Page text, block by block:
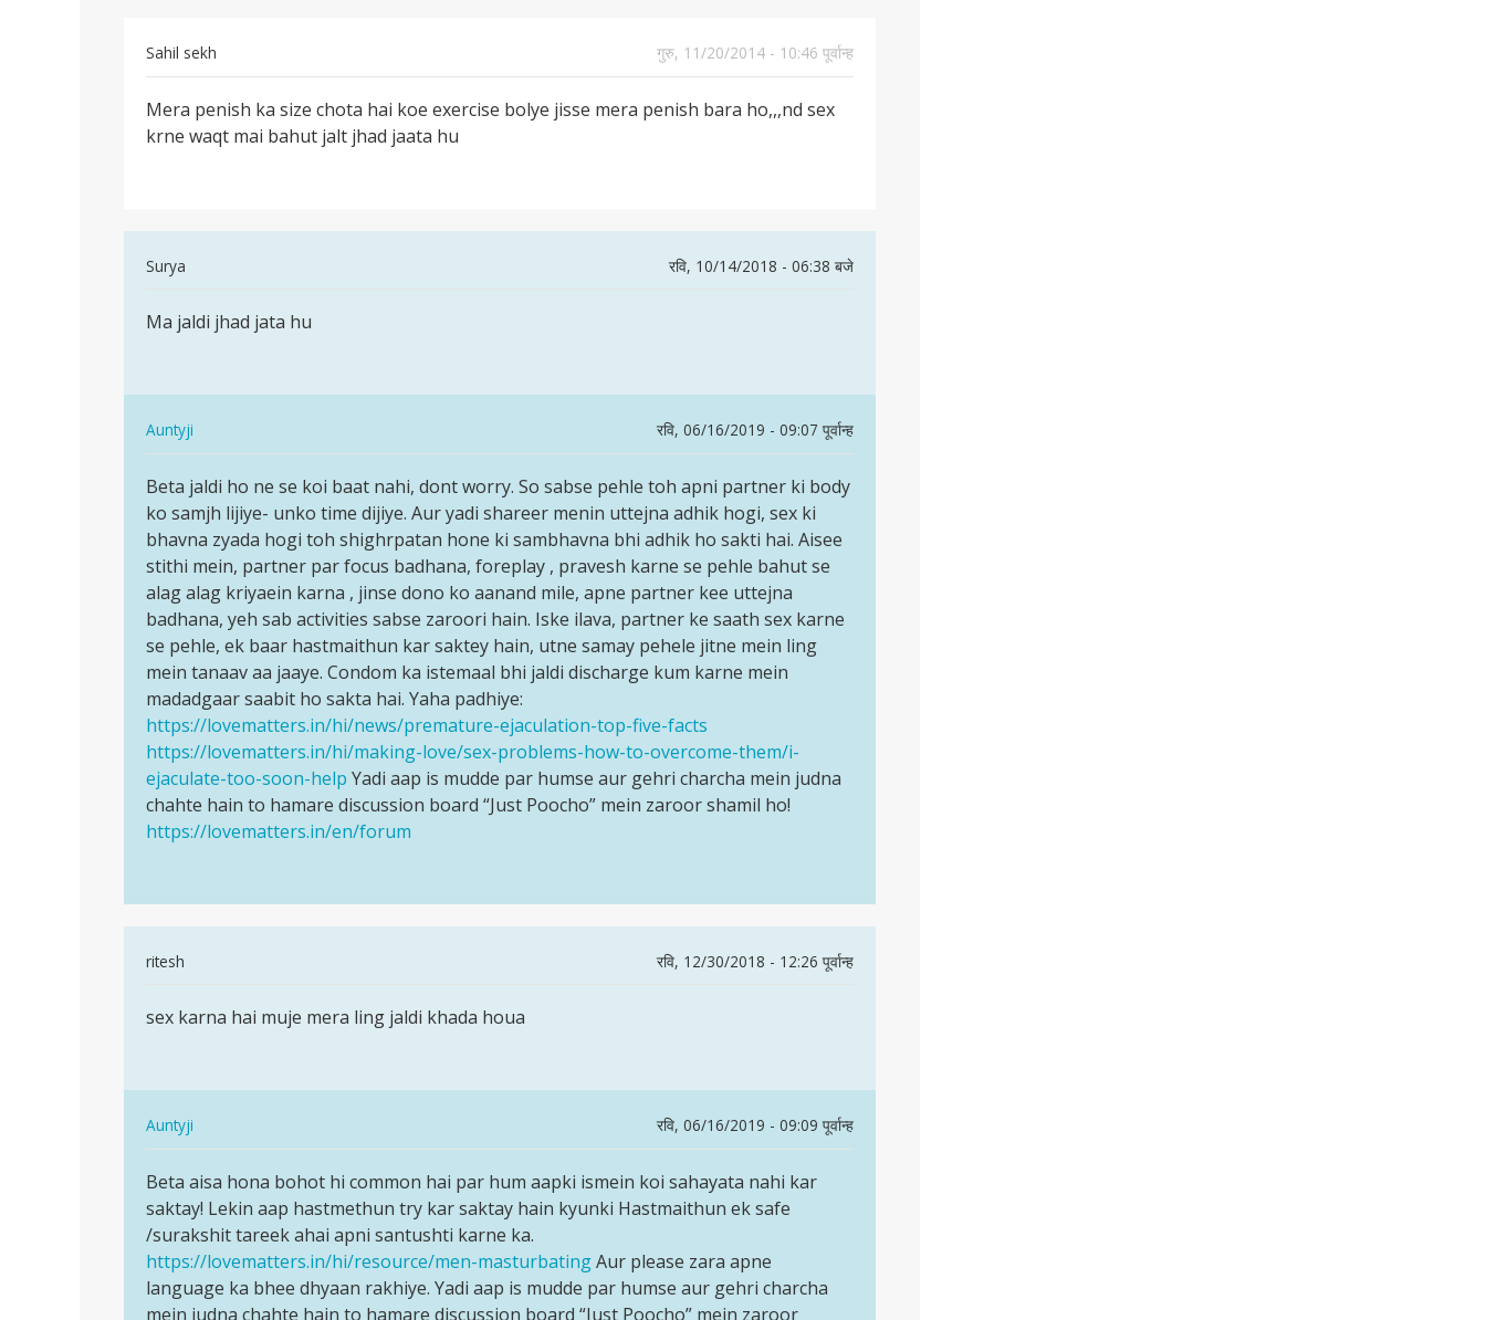
Sahil sekh
गुरु, 11/20/2014 - 10:46 पूर्वान्ह
Mera
penish
Mera penish ka size chota hai koe exercise bolye jisse mera penish bara ho,,,nd sex
krne waqt mai bahut jalt jhad jaata hu
Surya
रवि, 10/14/2018 - 06:38 बजे
to
ka
size
chota
hai
by
Sahil
sekh
Ma
hu
Ma jaldi jhad jata hu
Auntyji
रवि, 06/16/2019 - 09:07 पूर्वान्ह
reply
to
Ma
jaldi
jhad
jata
hu
by
Surya
Beta
jaldi
ho
ne
se
koi
baat…
Beta jaldi ho ne se koi baat nahi, dont worry. So sabse pehle toh apni partner ki body
ko samjh lijiye- unko time dijiye. Aur yadi shareer menin uttejna adhik hogi, sex ki
bhavna zyada hogi toh shighrpatan hone ki sambhavna bhi adhik ho sakti hai. Aisee
stithi mein, partner par focus badhana, foreplay , pravesh karne se pehle bahut se
alag alag kriyaein karna , jinse dono ko aanand mile, apne partner kee uttejna
badhana, yeh sab activities sabse zaroori hain. Iske ilava, partner ke saath sex karne
se pehle, ek baar hastmaithun kar saktey hain, utne samay pehele jitne mein ling
mein tanaav aa jaaye. Condom ka istemaal bhi jaldi discharge kum karne mein
madadgaar saabit ho sakta hai. Yaha padhiye:
https://lovematters.in/hi/news/premature-ejaculation-top-five-facts
https://lovematters.in/hi/making-love/sex-problems-how-to-overcome-them/i-
ejaculate-too-soon-help Yadi aap is mudde par humse aur gehri charcha mein judna
chahte hain to hamare discussion board “Just Poocho” mein zaroor shamil ho!
https://lovematters.in/en/forum
ritesh
रवि, 12/30/2018 - 12:26 पूर्वान्ह
to
ka
size
chota
hai
Sahil
sekh
sex
mera
land…
sex karna hai muje mera ling jaldi khada houa
Auntyji
रवि, 06/16/2019 - 09:09 पूर्वान्ह
reply
to
sex
karna
hai
muje
mera
Beta
aisa
hona
bohot
hi…
Beta aisa hona bohot hi common hai par hum aapki ismein koi sahayata nahi kar
saktay! Lekin aap hastmethun try kar saktay hain kyunki Hastmaithun ek safe
/surakshit tareek ahai apni santushti karne ka.
https://lovematters.in/hi/resource/men-masturbatingAur please zara apne
language ka bhee dhyaan rakhiye. Yadi aap is mudde par humse aur gehri charcha
mein judna chahte hain to hamare discussion board “Just Poocho” mein zaroor